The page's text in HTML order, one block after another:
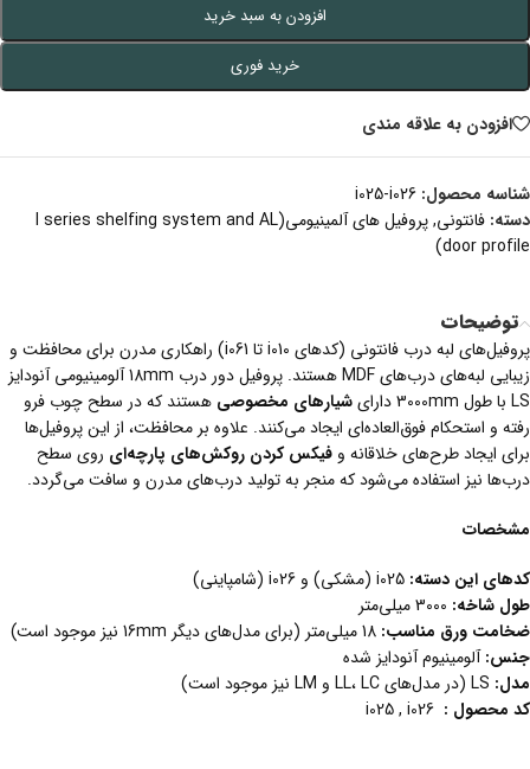
افزودن به سبد خرید
خرید فوری
افزودن به علاقه مندی
شناسه محصول: i025-i026
دسته: فانتونی,
پروفیل های آلمینیومی(I series shelfing system and AL
door profile)
توضیحات
پروفیل‌های لبه درب فانتونی (کدهای i010 تا i061) راهکاری مدرن برای محافظت و
زیبایی لبه‌های درب‌های MDF هستند. پروفیل دور درب 18mm آلومینیومی آنودایز
LS با طول 3000mm دارای
شیارهای مخصوصی هستند که در سطح چوب فرو
رفته و استحکام فوق‌العاده‌ای ایجاد می‌کنند. علاوه بر محافظت، از این پروفیل‌ها
برای ایجاد طرح‌های خلاقانه و فیکس کردن روکش‌های پارچه‌ای روی سطح
درب‌ها نیز استفاده می‌شود که منجر به تولید درب‌های مدرن و سافت می‌گردد.
مشخصات
کدهای این دسته:
طول شاخه:
ضخامت ورق مناسب:
جنس:آلومینیوم آنودایز شده
مدل:
کد محصول :